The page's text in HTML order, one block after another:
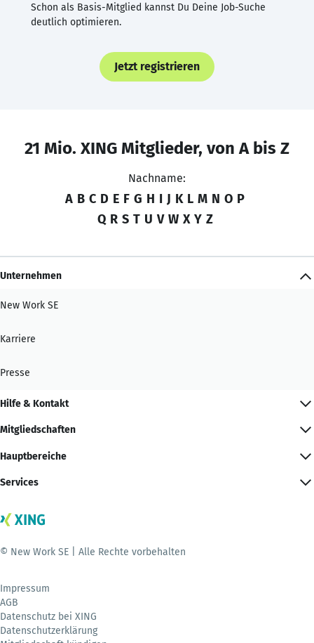
Schon als Basis-Mitglied kannst Du Deine Job-Suche
deutlich optimieren.
Jetzt registrieren
21 Mio. XING Mitglieder, von A bis Z
Nachname:
A B C D E F G H I J K L M N O P
Q R S T U V W X Y Z
Unternehmen
New Work SE
Karriere
Presse
Hilfe & Kontakt
Mitgliedschaften
Hauptbereiche
Services
© New Work SE | Alle Rechte vorbehalten
Impressum
AGB
Datenschutz bei XING
Datenschutzerklärung